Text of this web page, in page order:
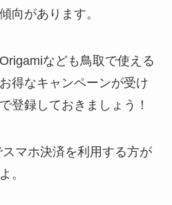
向があります。
なども鳥取で使える
得なキャンペーンが受け
登録しておきましょう！
マホ決済を利用する方が
。